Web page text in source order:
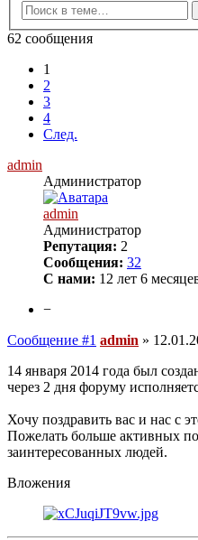
62 сообщения
1
2
3
4
След.
admin
Администратор
admin
Администратор
Репутация: 2
Сообщения: 32
С нами: 12 лет 6
−
Сообщение #1 admin »
14 января 2014 года был
через 2 дня форуму
Хочу поздравить вас и нас с
Пожелать больше активных
заинтересованных людей.
Вложения